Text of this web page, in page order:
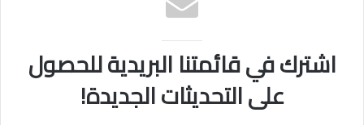
اشترك في قائمتنا البريدية للحصول
على التحديثات الجديدة!